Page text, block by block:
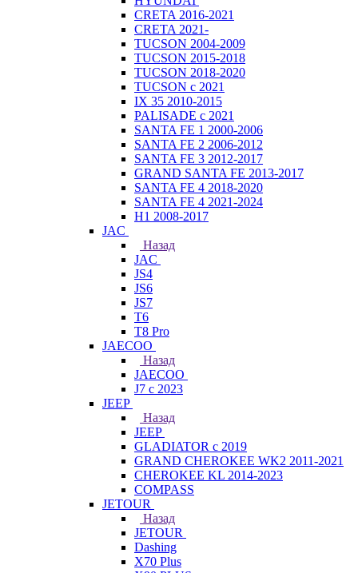
CRETA 2016-2021
CRETA 2021-
TUCSON 2004-2009
TUCSON 2015-2018
TUCSON 2018-2020
TUCSON с 2021
IX 35 2010-2015
PALISADE с 2021
SANTA FE 1 2000-2006
SANTA FE 2 2006-2012
SANTA FE 3 2012-2017
GRAND SANTA FE 2013-2017
SANTA FE 4 2018-2020
SANTA FE 4 2021-2024
H1 2008-2017
JAC
Назад
JAC
JS4
JS6
JS7
T6
T8 Pro
JAECOO
Назад
JAECOO
J7 с 2023
JEEP
Назад
JEEP
GLADIATOR с 2019
GRAND CHEROKEE WK2 2011-2021
CHEROKEE KL 2014-2023
COMPASS
JETOUR
Назад
JETOUR
Dashing
X70 Plus